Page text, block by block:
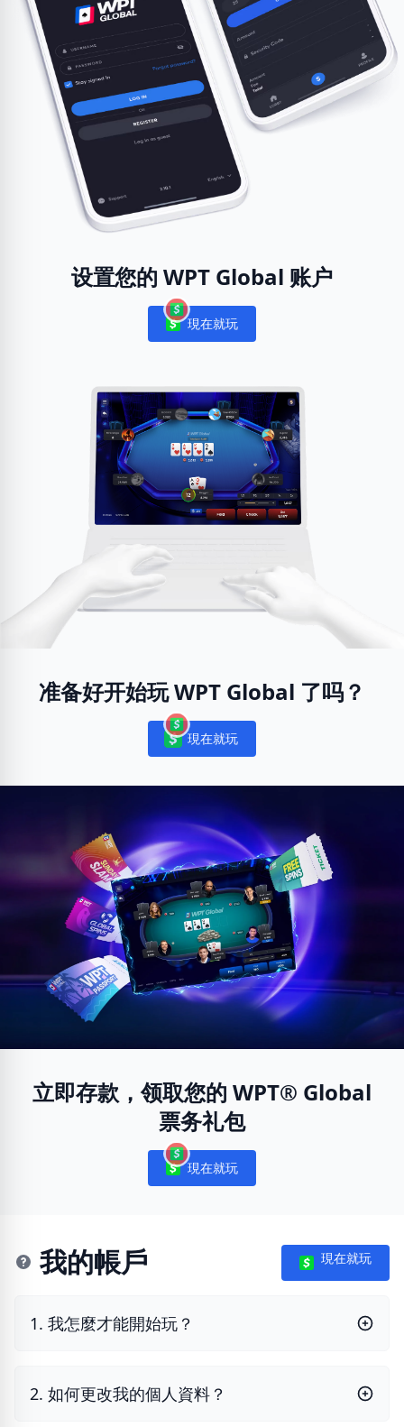
设置您的 WPT Global 账户
Notifications
現在就玩
准备好开始玩 WPT Global 了吗？
Notifications
現在就玩
立即存款，领取您的 WPT® Global
票务礼包
Notifications
現在就玩
我的帳戶 現在就玩
1. 我怎麼才能開始玩？
2. 如何更改我的個人資料？